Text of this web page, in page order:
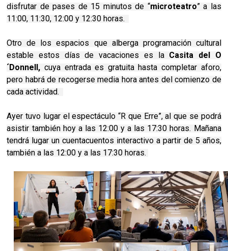
disfrutar de pases de 15 minutos de “microteatro” a las
11:00, 11:30, 12:00 y 12:30 horas.
Otro de los espacios que alberga programación cultural
estable estos días de vacaciones es la Casita del O
´Donnell, cuya entrada es gratuita hasta completar aforo,
pero habrá de recogerse media hora antes del comienzo de
cada actividad.
Ayer tuvo lugar el espectáculo “R que Erre”, al que se podrá
asistir también hoy a las 12:00 y a las 17:30 horas. Mañana
tendrá lugar un cuentacuentos interactivo a partir de 5 años,
también a las 12:00 y a las 17:30 horas.